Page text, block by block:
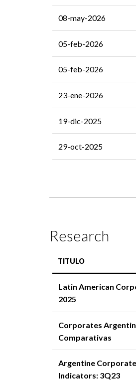
08-may-2026
05-feb-2026
05-feb-2026
23-ene-2026
19-dic-2025
29-oct-2025
Research
TITULO
Latin American
2025
Corporates
Comparativas
Argentine
Indicators: 3Q23